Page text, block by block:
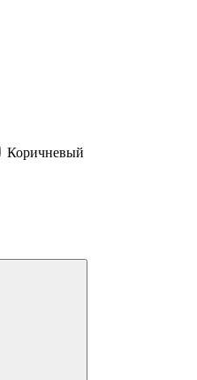
Коричневый